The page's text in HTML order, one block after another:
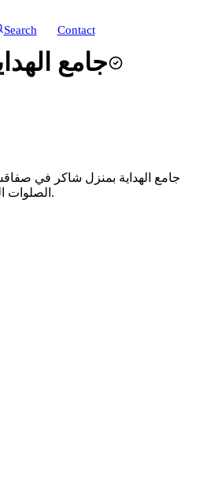
Search Contact
جامع
جامع الهداية بمنزل شاكر في
الصلوات الخمس ويخدم سكان المنطقة.